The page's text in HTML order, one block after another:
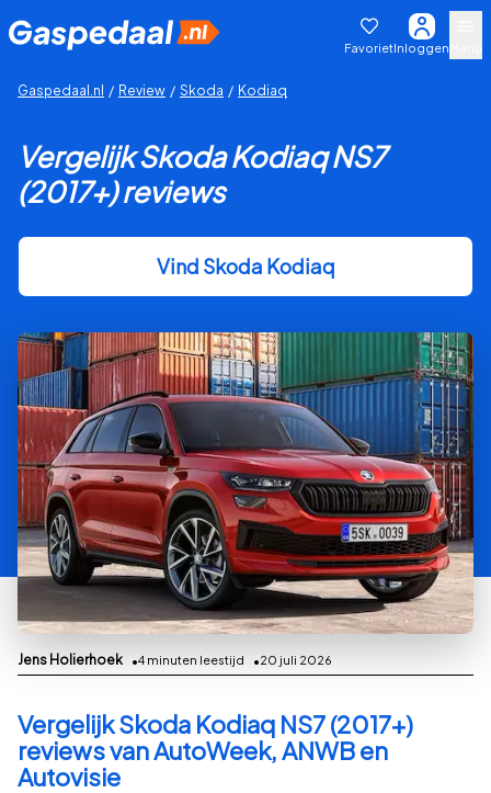
FavorietInloggen
Gaspedaal.nl / Review / Skoda / Kodiaq
Vergelijk Skoda Kodiaq NS7
(2017+) reviews
Vind Skoda Kodiaq
Jens Holierhoek 4 minuten leestijd 20 juli 2026
Vergelijk Skoda Kodiaq NS7 (2017+)
reviews van AutoWeek, ANWB en
Autovisie